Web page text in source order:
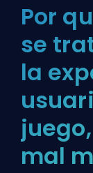
Por
se
la
mal